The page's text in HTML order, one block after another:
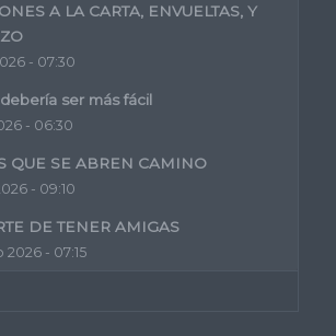
A LA CARTA, ENVUELTAS, Y
- 07:30
ser más fácil
- 06:30
QUE SE ABREN CAMINO
- 09:10
DE TENER AMIGAS
- 07:15